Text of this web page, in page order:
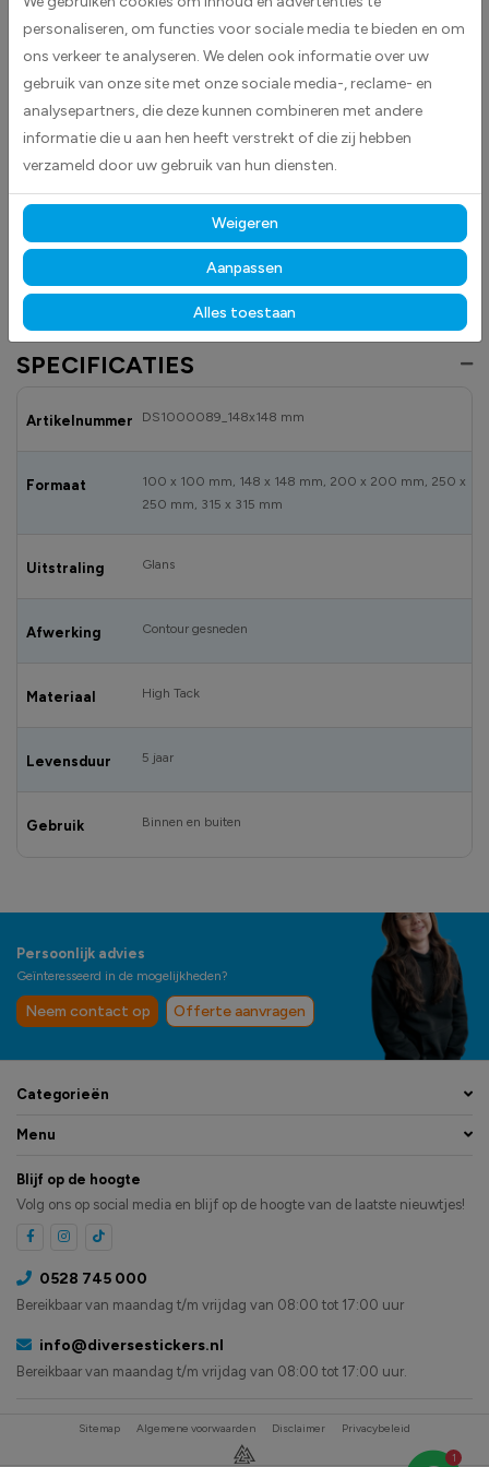
Te volgen richting Stickers worden geleverd als vierkante stickers.
Deze worden standaard geleverd in rood met daarin een wit pictogram.
De bedoeling van de te volgen richting stickers is de weg aangeven
naar een eerstehulppost of hulppost.
Deze pijlen duiden geen vluchtweg aan en mogen daarom
gebruikt worden in combinatie
SPECIFICATIES
Artikelnummer DS1000089_148x148 mm
Formaat
100 x 100 mm, 148 x 148 mm, 200 x 200 mm, 250 x
250 mm, 315 x 315 mm
Uitstraling Glans
Afwerking Contour gesneden
Materiaal High Tack
Levensduur 5 jaar
Gebruik Binnen en buiten
1
Persoonlijk advies
Geïnteresseerd in de mogelijkheden?
Neem contact op Offerte aanvragen
Categorieën
Menu
Blijf op de hoogte
Volg ons op social media en blijf op de hoogte van de laatste nieuwtjes!
0528 745 000
Bereikbaar van maandag t/m vrijdag van 08:00 tot 17:00 uur
info@diversestickers.nl
Bereikbaar van maandag t/m vrijdag van 08:00 tot 17:00 uur.
Sitemap Algemene voorwaarden Disclaimer Privacybeleid
personaliseren, om functies voor sociale media te bieden en om
ons verkeer te analyseren. We delen ook informatie over uw
gebruik van onze site met onze sociale media-, reclame- en
analysepartners, die deze kunnen combineren met andere
informatie die u aan hen heeft verstrekt of die zij hebben
verzameld door uw gebruik van hun diensten.
Weigeren
Aanpassen
Alles toestaan